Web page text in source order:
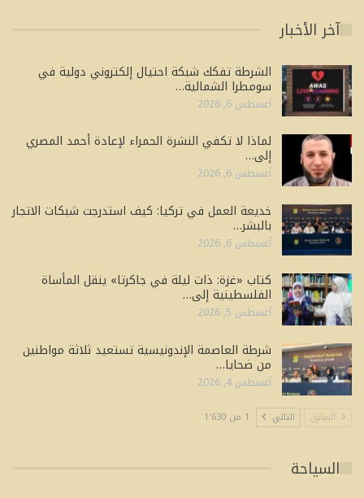
آخر الأخبار
الشرطة تفكك شبكة احتيال إلكتروني دولية في
سومطرا الشمالية…
أغسطس 6, 2026
لماذا لا تكفي النشرة الحمراء لإعادة أحمد المصري
إلى…
أغسطس 6, 2026
خديعة العمل في تركيا: كيف استدرجت شبكات الاتجار
بالبشر…
أغسطس 6, 2026
كتاب «غزة: ذات ليلة في جاكرتا» ينقل المأساة
الفلسطينية إلى…
أغسطس 5, 2026
شرطة العاصمة الإندونيسية تستعيد ثلاثة مواطنين
من ضحايا…
أغسطس 4, 2026
السابق التالي 1 من 1٬630
السياحة